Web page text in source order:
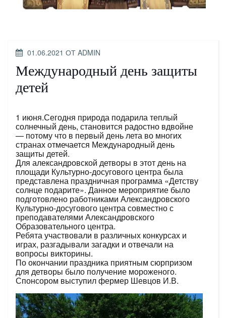
ОПУБЛИКОВАНО
01.06.2021 ОТ ADMIN
Международный день защиты
детей
1 июня.Сегодня природа подарила теплый
солнечный день, становится радостно вдвойне
— потому что в первый день лета во многих
странах отмечается Международный день
защиты детей.
Для александровской детворы в этот день на
площади Культурно-досугового центра была
представлена праздничная программа «Детству
солнце подарите». Данное мероприятие было
подготовлено работниками Александровского
Культурно-досугового центра совместно с
преподавателями Александровского
Образовательного центра.
Ребята участвовали в различных конкурсах и
играх, разгадывали загадки и отвечали на
вопросы викторины.
По окончании праздника приятным сюрпризом
для детворы было получение мороженого.
Спонсором выступил фермер Шевцов И.В.